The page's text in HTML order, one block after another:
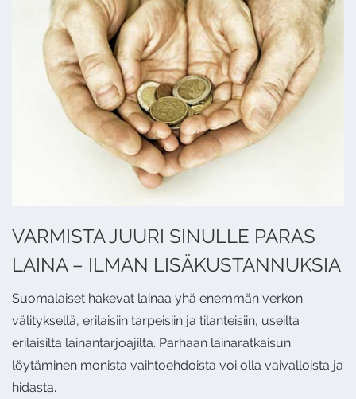
VARMISTA JUURI SINULLE PARAS
LAINA – ILMAN LISÄKUSTANNUKSIA
Suomalaiset hakevat lainaa yhä enemmän verkon
välityksellä, erilaisiin tarpeisiin ja tilanteisiin, useilta
erilaisilta lainantarjoajilta. Parhaan lainaratkaisun
löytäminen monista vaihtoehdoista voi olla vaivalloista ja
hidasta.